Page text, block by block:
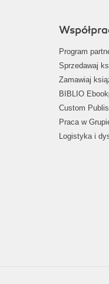
Program
Sprzedawaj
Zamawiaj
BIBLIO
Custom
Praca w
Logistyka i